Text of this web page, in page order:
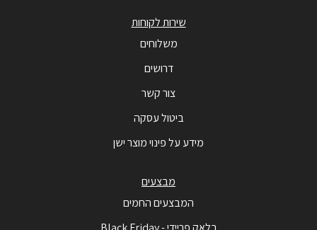
שירות לקוחות
משלוחים
דרושים
צור קשר
ביטול עסקה
מידע על פינוי מוצר ישן
מבצעים
המבצעים החמים